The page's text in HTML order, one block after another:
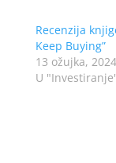
Recenzija
Keep Buying”
13 ožujka, 2024
U